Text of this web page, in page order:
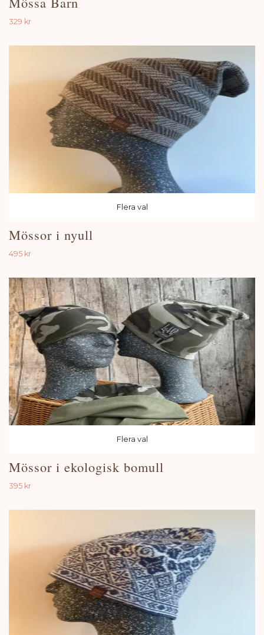
329 kr
Flera val
Mössor i nyull
495 kr
Flera val
Mössor i ekologisk bomull
395 kr